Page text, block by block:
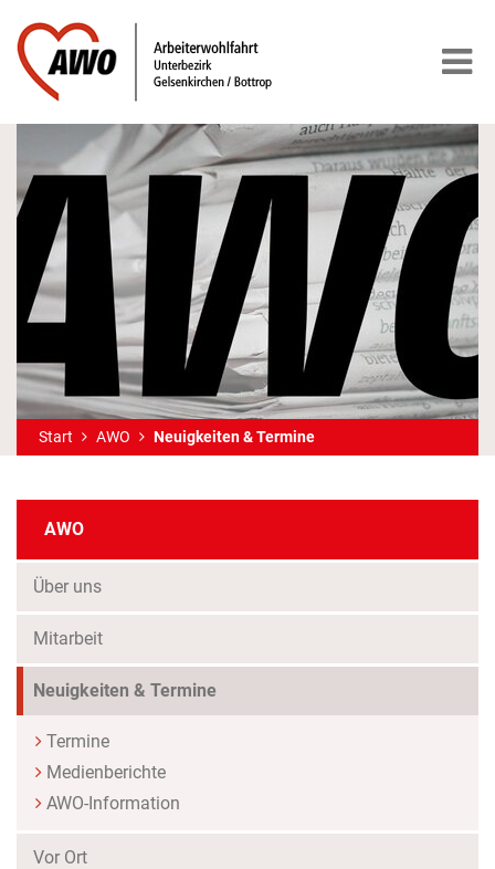
Start AWO Neuigkeiten & Termine
AWO
Über uns
Mitarbeit
Neuigkeiten & Termine
Termine
Medienberichte
AWO-Information
Vor Ort